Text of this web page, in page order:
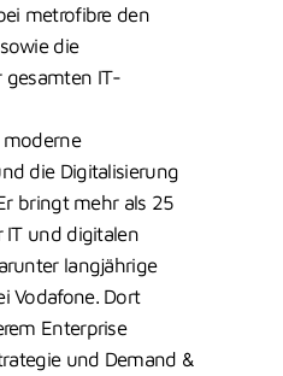
metrofibre den
die
gesamten IT-
die Digitalisierung
bringt mehr als 25
IT und digitalen
langjährige
Vodafone. Dort
Enterprise
und Demand &